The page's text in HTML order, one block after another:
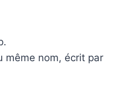
même nom, écrit par